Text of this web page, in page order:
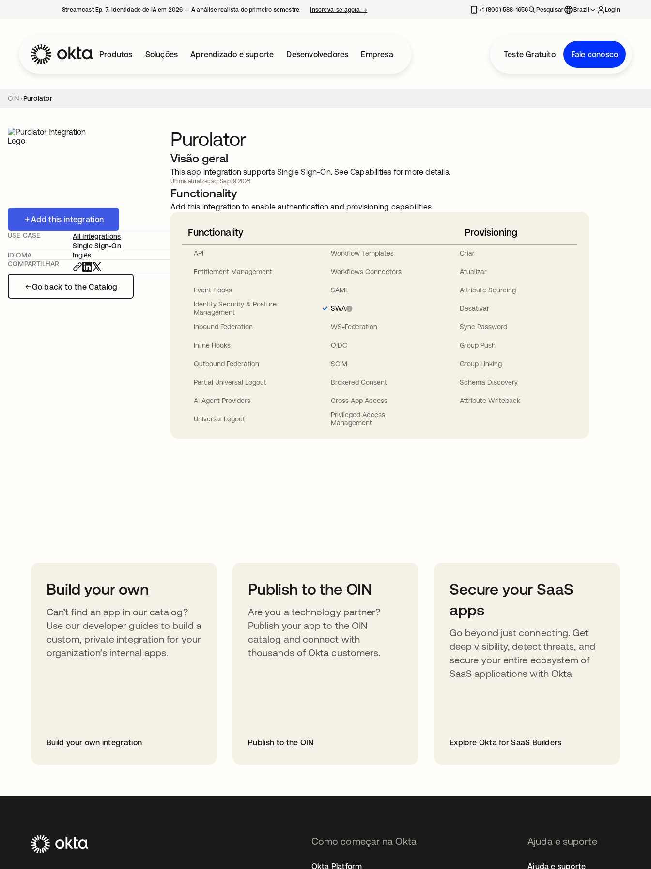
Streamcast Ep. 7: Identidade de IA em 2026 — A análise realista do primeiro semestre. Inscreva-se agora. → +1 (800) 588-1656 Pesquisar Brazil Login
Produtos Soluções Aprendizado e suporte Desenvolvedores Empresa Teste Gratuito Fale conosco
OIN Purolator
Add this integration
Go back to the Catalog
USE CASE
All Integrations
Single Sign-On
IDIOMA
Inglês
COMPARTILHAR
Purolator
Visão geral
This app integration supports Single Sign-On. See Capabilities for more details.
Última atualização: Sep. 9 2024
Functionality
Add this integration to enable authentication and provisioning capabilities.
Functionality
API
Entitlement Management
Event Hooks
Identity Security & Posture
Management
Inbound Federation
Inline Hooks
Outbound Federation
Partial Universal Logout
AI Agent Providers
Universal Logout
Workflow Templates
Workflows Connectors
SAML
SWA
WS-Federation
OIDC
SCIM
Brokered Consent
Cross App Access
Privileged Access
Management
Provisioning
Criar
Atualizar
Attribute Sourcing
Desativar
Sync Password
Group Push
Group Linking
Schema Discovery
Attribute Writeback
Build your own
Can’t find an app in our catalog?
Use our developer guides to build a
custom, private integration for your
organization’s internal apps.
Build your own integration
Publish to the OIN
Are you a technology partner?
Publish your app to the OIN
catalog and connect with
thousands of Okta customers.
Publish to the OIN
Secure your SaaS
apps
Go beyond just connecting. Get
deep visibility, detect threats, and
secure your entire ecosystem of
SaaS applications with Okta.
Explore Okta for SaaS Builders
Como começar na Okta
Okta Platform
Ajuda e suporte
Ajuda e suporte